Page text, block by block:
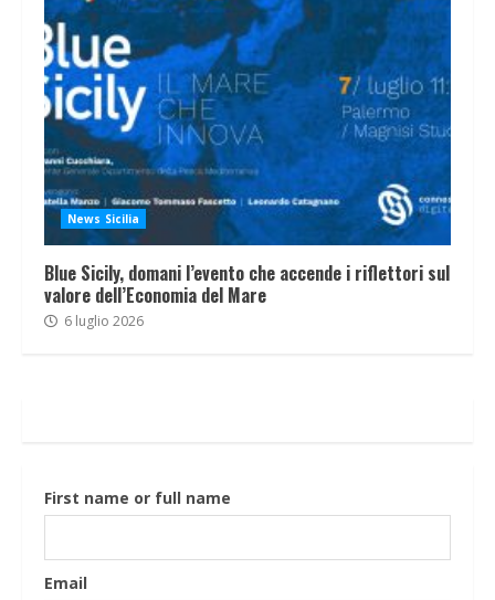
News Sicilia
Blue Sicily, domani l’evento che accende i riflettori sul
valore dell’Economia del Mare
6 luglio 2026
First name or full name
Email